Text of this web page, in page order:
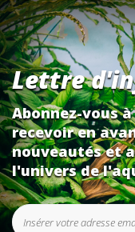
Lettre
Abonnez-vous
recevoir en
nouveautés et
l'univers de